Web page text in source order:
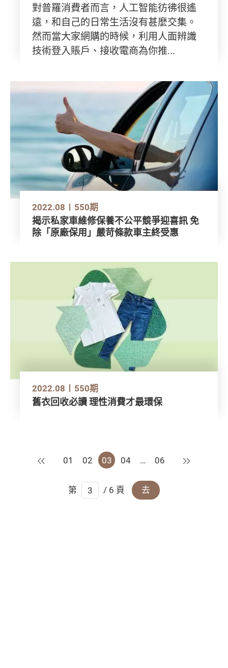
對普羅消費者而言，人工智能彷彿很遙
遠，和自己的日常生活沒有甚麼交集。
然而當大家網購的時候，利用人面辨識
技術登入賬戶、接收電商為你推...
2022.08 550期
揭示私家車維修保養不公平競爭迎喜訊 免
除「原廠保用」嚴苛條款車主終受惠
2022.08 550期
舊衣回收必讀 理性消費才最環保
上一頁
01 02 03 04 … 06 下一頁
第 / 6 頁 去